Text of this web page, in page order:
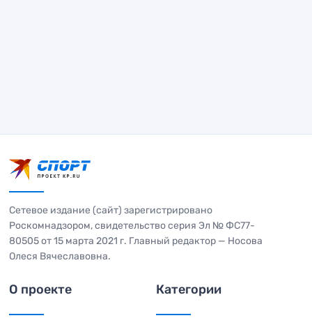
Сетевое издание (сайт) зарегистрировано
Роскомнадзором, свидетельство серия Эл № ФС77-
80505 от 15 марта 2021 г. Главный редактор — Носова
Олеся Вячеславовна.
О проекте Категории